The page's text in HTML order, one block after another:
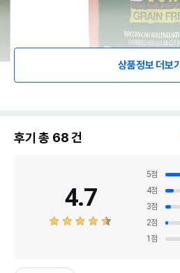
상품정보 더보기
후기 총 68건
4.7
5점
4점
3점
2점
1 점